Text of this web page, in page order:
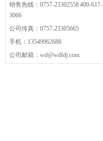
销售热线：0757-23302558 400-617-
3066
公司传真：0757-23305665
手机：13549962688
公司邮箱：wd@wdfdj.com